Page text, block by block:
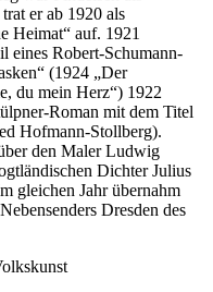
er ab 1920 als
Heimat“ auf. 1921
eines Robert-Schumann-
(1924 „Der
du mein Herz“) 1922
Roman mit dem Titel
Hofmann-Stollberg).
den Maler Ludwig
Dichter Julius
gleichen Jahr übernahm
Dresden des